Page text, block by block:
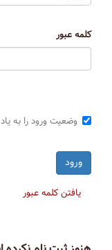
کلمه عبور
وضعیت ورود را به
یافتن کلمه عبور